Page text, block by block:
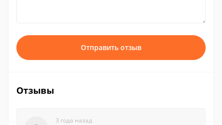
Отправить отзыв
Отзывы
3 года назад